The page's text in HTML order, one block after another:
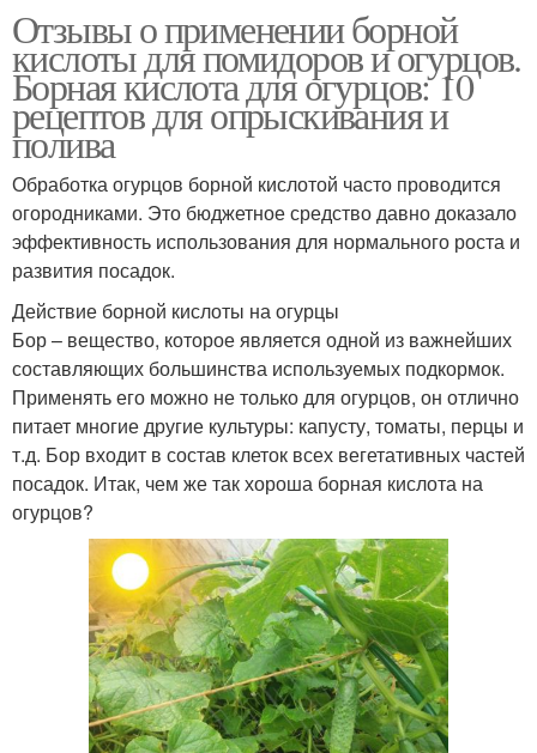
Отзывы о применении борной
кислоты для помидоров и огурцов.
Борная кислота для огурцов: 10
рецептов для опрыскивания и
полива
Обработка огурцов борной кислотой часто проводится
огородниками. Это бюджетное средство давно доказало
эффективность использования для нормального роста и
развития посадок.
Действие борной кислоты на огурцы
Бор – вещество, которое является одной из важнейших
составляющих большинства используемых подкормок.
Применять его можно не только для огурцов, он отлично
питает многие другие культуры: капусту, томаты, перцы и
т.д. Бор входит в состав клеток всех вегетативных частей
посадок. Итак, чем же так хороша борная кислота на
огурцов?